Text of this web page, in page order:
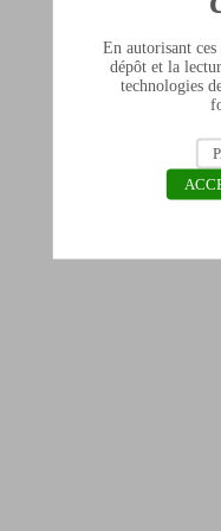
En autorisant
dépôt et la
technologies